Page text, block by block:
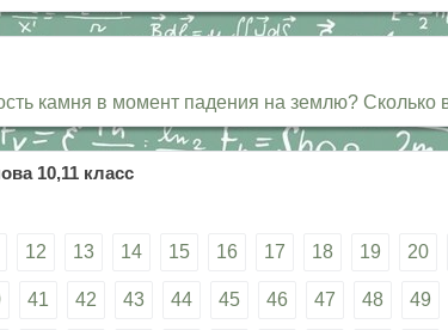
камня в момент падения на землю?
10,11 класс
12 13 14 15 16 17 18 19 20
41 42 43 44 45 46 47 48 49